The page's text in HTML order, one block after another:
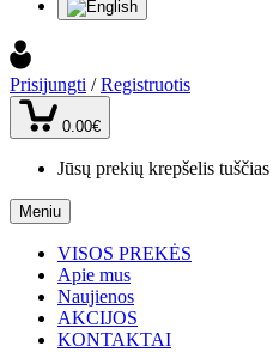
Prisijungti / Registruotis
0.00€
Jūsų prekių krepšelis tuščias
Meniu
VISOS PREKĖS
Apie mus
Naujienos
AKCIJOS
KONTAKTAI